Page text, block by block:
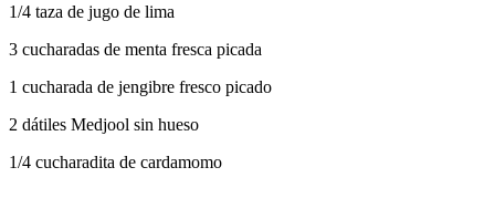
1/4 taza de jugo de lima
3 cucharadas de menta fresca picada
1 cucharada de jengibre fresco picado
2 dátiles Medjool sin hueso
1/4 cucharadita de cardamomo